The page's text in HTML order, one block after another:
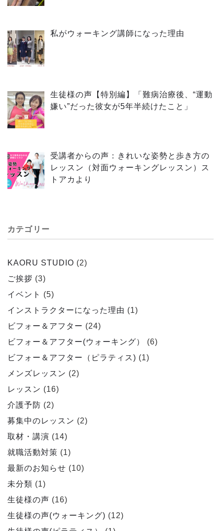
私がウォーキング講師になった理由
生徒様の声【特別編】「難病治療後、“運動
嫌い”だった彼女が5年半続けたこと」
受講者からの声：きれいな姿勢と歩き方の
レッスン（対面ウォーキングレッスン）ス
トアカより
カテゴリー
KAORU STUDIO (2)
ご挨拶 (3)
イベント
(5)
インストラクターになった理由 (1)
ビフォー＆アフター (24)
ビフォー＆アフター(ウォーキング）
(6)
ビフォー＆アフター（ピラティス) (1)
メンズレッスン (2)
レッスン (16)
介護予防 (2)
募集中のレッスン (2)
取材・講演 (14)
就職活動対策 (1)
最新のお知らせ (10)
未分類 (1)
生徒様の声 (16)
生徒様の声(ウォーキング) (12)